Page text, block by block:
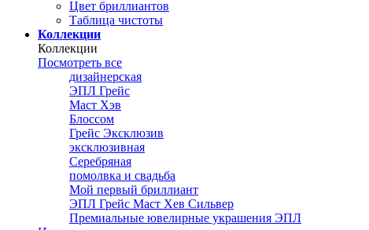
Цвет бриллиантов
Таблица чистоты
Коллекции
Коллекции
Посмотреть все
дизайнерская
ЭПЛ Грейс
Маст Хэв
Блоссом
Грейс Эксклюзив
эксклюзивная
Серебряная
помолвка и свадьба
Мой первый бриллиант
ЭПЛ Грейс Маст Хев Сильвер
Премиальные ювелирные украшения ЭПЛ